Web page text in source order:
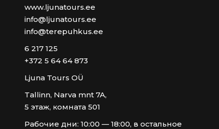
www.ljunatours.ee
info@ljunatours.ee
info@terepuhkus.ee
6 217 125
+372 5 64 64 873
Ljuna Tours OÜ
Tallinn, Narva mnt 7A,
5 этаж, комната 501
Рабочие дни: 10:00 — 18:00, в остальное